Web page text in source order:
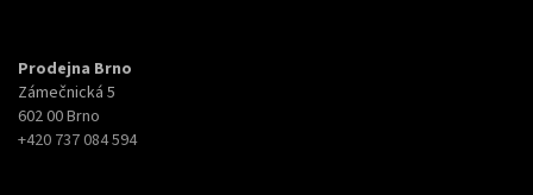
Prodejna Brno
Zámečnická 5
602 00 Brno
+420 737 084 594